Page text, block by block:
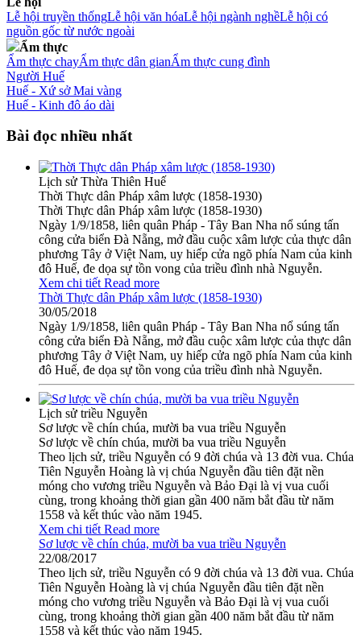
Lễ hội truyền thốngLễ hội văn hóaLễ hội ngành nghềLễ hội có
nguồn gốc từ nước ngoài
Ẩm thực
Ẩm thực chayẨm thực dân gianẨm thực cung đình
Người Huế
Huế - Xứ sở Mai vàng
Huế - Kinh đô áo dài
Bài đọc nhiều nhất
Lịch sử Thừa Thiên Huế
Thời Thực dân Pháp xâm lược (1858-1930)
Thời Thực dân Pháp xâm lược (1858-1930)
Ngày 1/9/1858, liên quân Pháp - Tây Ban Nha nổ súng tấn
công cửa biển Đà Nẵng, mở đầu cuộc xâm lược của thực dân
phương Tây ở Việt Nam, uy hiếp cửa ngõ phía Nam của kinh
đô Huế, đe dọa sự tồn vong của triều đình nhà Nguyễn.
Xem chi tiết Read more
Thời Thực dân Pháp xâm lược (1858-1930)
30/05/2018
Ngày 1/9/1858, liên quân Pháp - Tây Ban Nha nổ súng tấn
công cửa biển Đà Nẵng, mở đầu cuộc xâm lược của thực dân
phương Tây ở Việt Nam, uy hiếp cửa ngõ phía Nam của kinh
đô Huế, đe dọa sự tồn vong của triều đình nhà Nguyễn.
Lịch sử triều Nguyễn
Sơ lược về chín chúa, mười ba vua triều Nguyễn
Sơ lược về chín chúa, mười ba vua triều Nguyễn
Theo lịch sử, triều Nguyễn có 9 đời chúa và 13 đời vua. Chúa
Tiên Nguyễn Hoàng là vị chúa Nguyễn đầu tiên đặt nền
móng cho vương triều Nguyễn và Bảo Đại là vị vua cuối
cùng, trong khoảng thời gian gần 400 năm bắt đầu từ năm
1558 và kết thúc vào năm 1945.
Xem chi tiết Read more
Sơ lược về chín chúa, mười ba vua triều Nguyễn
22/08/2017
Theo lịch sử, triều Nguyễn có 9 đời chúa và 13 đời vua. Chúa
Tiên Nguyễn Hoàng là vị chúa Nguyễn đầu tiên đặt nền
móng cho vương triều Nguyễn và Bảo Đại là vị vua cuối
cùng, trong khoảng thời gian gần 400 năm bắt đầu từ năm
1558 và kết thúc vào năm 1945.